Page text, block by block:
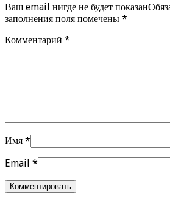
Ваш email нигде не будет
заполнения поля помечены *
Комментарий *
Имя *
Email *